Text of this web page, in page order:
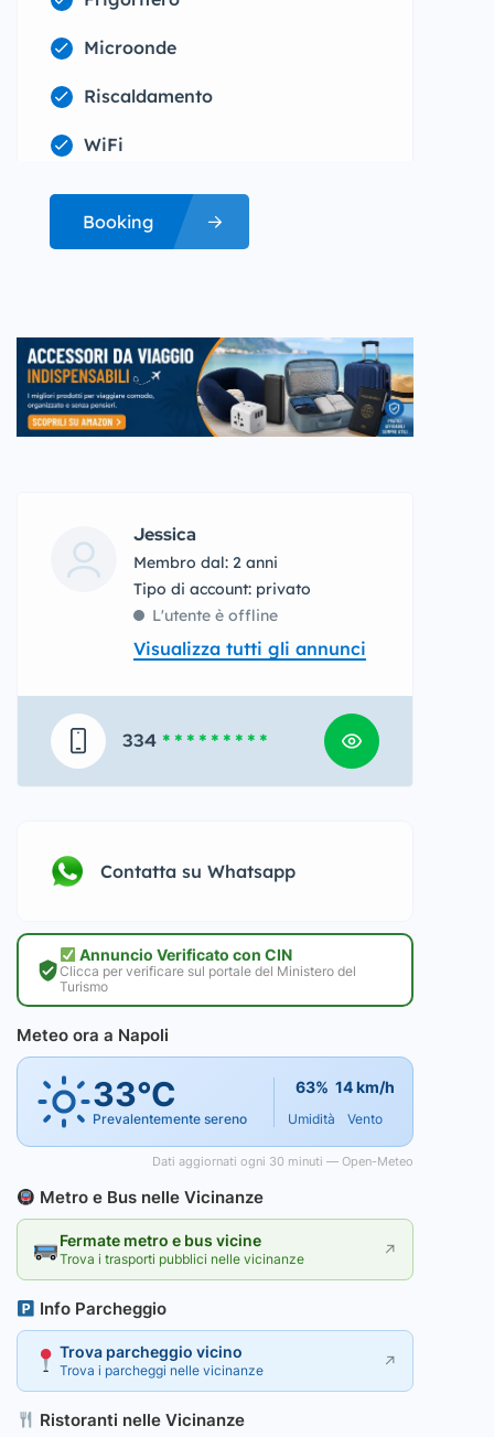
Microonde
Riscaldamento
WiFi
Booking
Jessica
Membro dal: 2 anni
tipo di account: privato
L'utente è offline
Visualizza tutti gli annunci
334 * * * * * * * * *
Contatta su Whatsapp
Annuncio Verificato con CIN
Clicca per verificare sul portale del Ministero del
Turismo
Meteo ora a Napoli
33°C
Prevalentemente sereno
63%
Umidità
14 km/h
Vento
Dati aggiornati ogni 30 minuti — Open-Meteo
Metro e Bus nelle Vicinanze
Fermate metro e bus vicine
Trova i trasporti pubblici nelle vicinanze ↗
Info Parcheggio
Trova parcheggio vicino
Trova i parcheggi nelle vicinanze ↗
Ristoranti nelle Vicinanze